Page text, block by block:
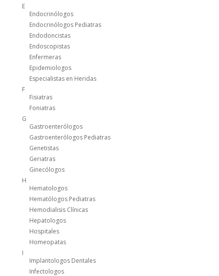
E
Endocrinólogos
Endocrinólogos Pediatras
Endodoncistas
Endoscopistas
Enfermeras
Epidemiologos
Especialistas en Heridas
F
Fisiatras
Foniatras
G
Gastroenterólogos
Gastroenterólogos Pediatras
Genetistas
Geriatras
Ginecólogos
H
Hematologos
Hematólogos Pediatras
Hemodialisis Clínicas
Hepatologos
Hospitales
Homeopatas
I
Implantologos Dentales
Infectologos